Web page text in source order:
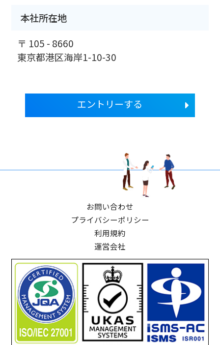
本社所在地
〒 105 - 8660
東京都港区海岸1-10-30
エントリーする
お問い合わせ
プライバシーポリシー
利用規約
運営会社